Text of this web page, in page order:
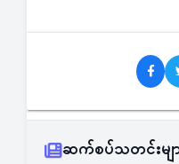
ဆက်စပ်သတင်းမျ